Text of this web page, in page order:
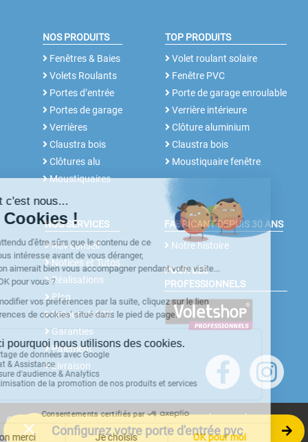
Configurez votre porte d'entrée pvc
NOS PRODUITS
Fenêtres & Baies
Volets Roulants
Portes d’entrée
Portes de garage
Verrières
Claustra bois
Clôtures alu
Moustiquaires
TOP PRODUITS
Volet roulant solaire
Fenêtre PVC
Porte de garage enroulable
Verrière intérieure
Clôture aluminium
Claustra bois
Moustiquaire fenêtre
NOS SERVICES
Rdv conseil
Notices et Tutos
Réalisations
Blog
Retours & SAV
Garanties
Paiement
Livraison
FABRICANT DEPUIS 30 ANS
Notre histoire
POUR LES
PROFESSIONNELS
© Voletshop.fr- 56910 CARENTOIR (FRANCE)